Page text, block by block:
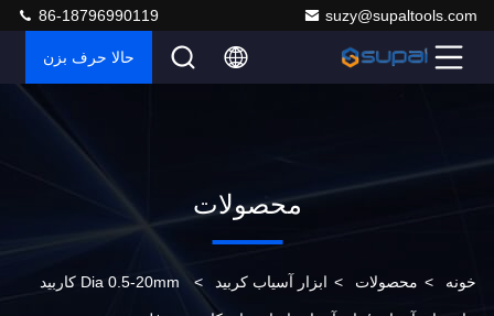
suzy@supaltools.com
86-18796990119
حالا حرف بزن
محصولات
خونه > محصولات > ابزار آسیاب کربید > Dia 0.5-20mm کاربید